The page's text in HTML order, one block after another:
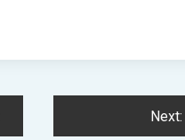
Next: